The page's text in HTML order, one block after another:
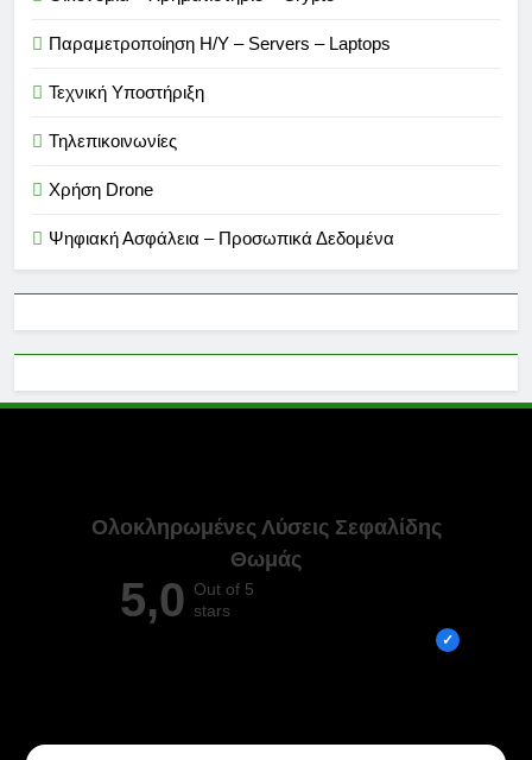
Παραμετροποίηση Η/Υ – Servers – Laptops
Τεχνική Υποστήριξη
Τηλεπικοινωνίες
Χρήση Drone
Ψηφιακή Ασφάλεια – Προσωπικά Δεδομένα
Ολοκληρωμένες Λύσεις Σεφαλίδης
Θωμάς
5,0 Out of 5
stars